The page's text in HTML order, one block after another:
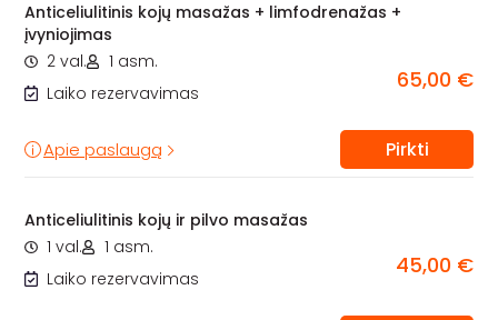
Anticeliulitinis kojų masažas + limfodrenažas +
įvyniojimas
2 val.
1 asm.
Laiko rezervavimas
65,00 €
Apie paslaugą Pirkti
Anticeliulitinis kojų ir pilvo masažas
1 val.
1 asm.
Laiko rezervavimas
45,00 €